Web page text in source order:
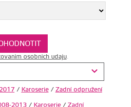
osobnich udaju.
/ Karoserie/ Zadní odpružení
2013/ Karoserie/ Zadní